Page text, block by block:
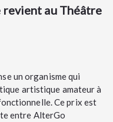
revient au Théâtre
un organisme qui
artistique amateur à
Ce prix est
entre AlterGo